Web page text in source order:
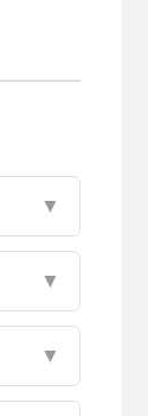
▼
▼
▼